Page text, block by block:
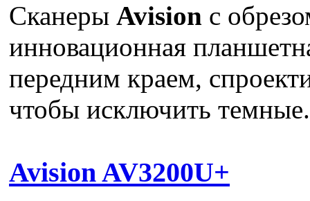
Сканеры Avision с
инновационная
передним краем,
чтобы исключить
Avision AV3200U+